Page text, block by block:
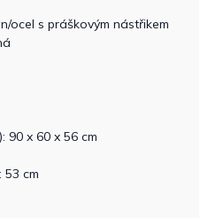
ocel s práškovým nástřikem
90 x 60 x 56 cm
cm